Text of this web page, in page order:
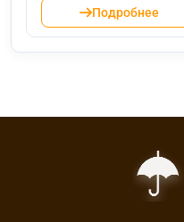
Подробнее